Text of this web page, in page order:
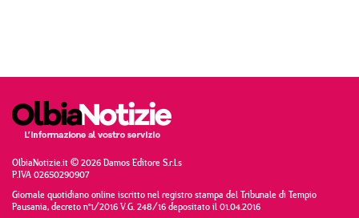
OlbiaNotizie.it © 2026 Damos Editore S.r.l.s
P.IVA 02650290907
Giornale quotidiano online iscritto nel registro stampa del Tribunale di Tempio
Pausania, decreto n°1/2016 V.G. 248/16 depositato il 01.04.2016